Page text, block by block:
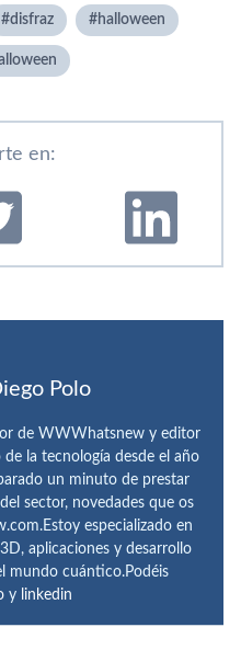
disfraz halloween
en:
Polo
de WWWhatsnew y editor
la tecnología desde el año
un minuto de prestar
sector, novedades que os
especializado en
aplicaciones y desarrollo
mundo cuántico.Podéis
y linkedin